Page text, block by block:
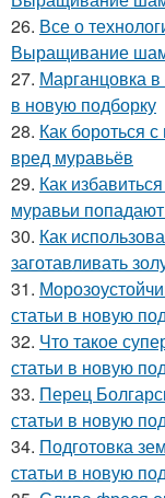
26. Все о
Выращивание
27. Марганцовка
в новую подборку
28. Как бороться
вред муравьёв
29. Как
муравьи
30. Как
заготавливать
31.
статьи в новую
32. Что такое
статьи в новую
33. Перец
статьи в новую
34. Подготовка
статьи в новую